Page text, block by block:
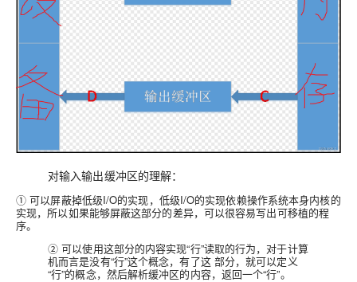
对输入输出缓冲区的理解：
① 可以屏蔽掉低级I/O的实现，低级I/O的实现依赖操作系统本身内核的
实现，所以如果能够屏蔽这部分的差异，可以很容易写出可移植的程
序。
② 可以使用这部分的内容实现“行”读取的行为，对于计算
机而言是没有“行”这个概念，有了这 部分，就可以定义
“行”的概念，然后解析缓冲区的内容，返回一个“行”。